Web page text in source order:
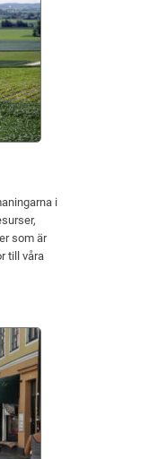
i
som är
till våra